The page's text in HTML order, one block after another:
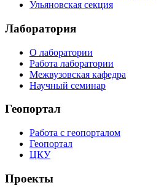
Ульяновская секция
Лаборатория
О лаборатории
Работа лаборатории
Межвузовская кафедра
Научный семинар
Геопортал
Работа с геопорталом
Геопортал
ЦКУ
Проекты